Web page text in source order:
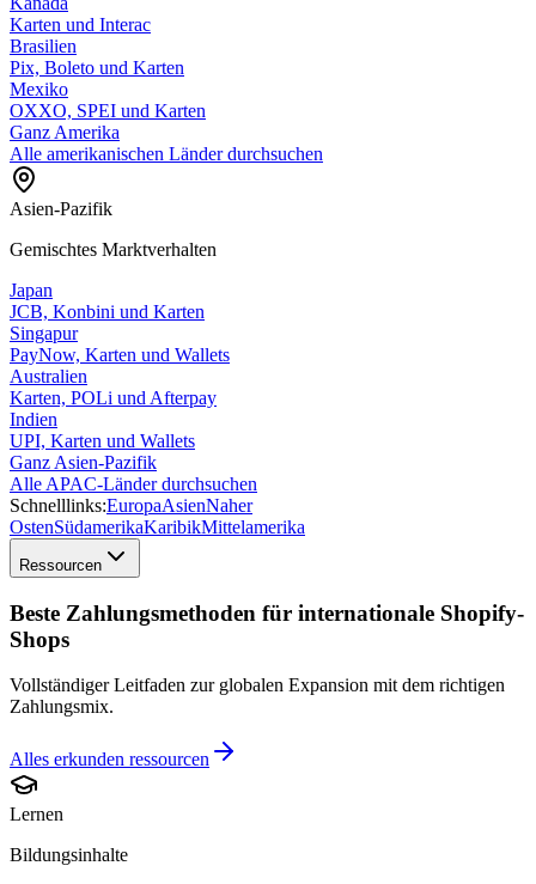
Karten und Interac
Brasilien
Pix, Boleto und Karten
Mexiko
OXXO, SPEI und Karten
Ganz Amerika
Alle amerikanischen Länder durchsuchen
Asien-Pazifik
Gemischtes Marktverhalten
Japan
JCB, Konbini und Karten
Singapur
PayNow, Karten und Wallets
Australien
Karten, POLi und Afterpay
Indien
UPI, Karten und Wallets
Ganz Asien-Pazifik
Alle APAC-Länder durchsuchen
Schnelllinks:EuropaAsienNaher
OstenSüdamerikaKaribikMittelamerika
Ressourcen
Beste Zahlungsmethoden für internationale Shopify-
Shops
Vollständiger Leitfaden zur globalen Expansion mit dem richtigen
Zahlungsmix.
Alles erkunden ressourcen
Lernen
Bildungsinhalte